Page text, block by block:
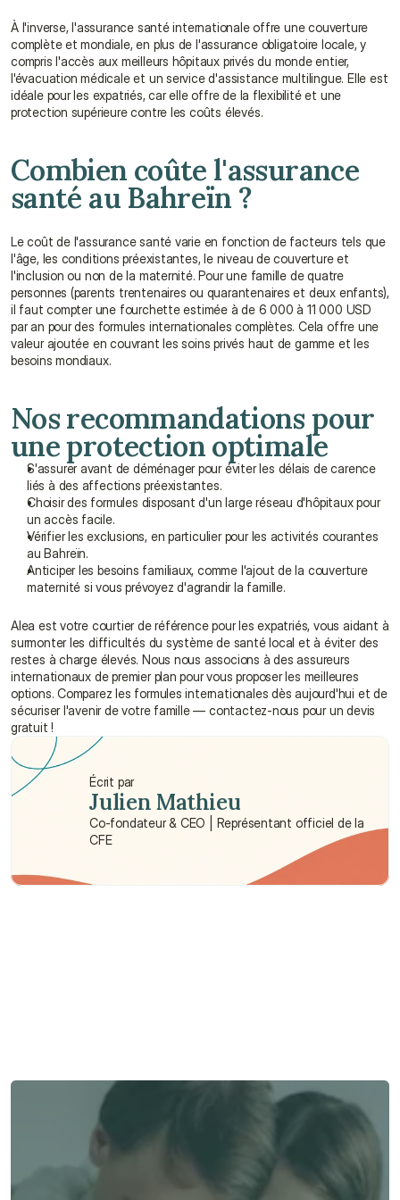
À l'inverse, l'assurance santé internationale offre une couverture
complète et mondiale, en plus de l'assurance obligatoire locale, y
compris l'accès aux meilleurs hôpitaux privés du monde entier,
l'évacuation médicale et un service d'assistance multilingue. Elle est
idéale pour les expatriés, car elle offre de la flexibilité et une
protection supérieure contre les coûts élevés.
Combien coûte l'assurance
santé au Bahreïn ?
Le coût de l'assurance santé varie en fonction de facteurs tels que
l'âge, les conditions préexistantes, le niveau de couverture et
l'inclusion ou non de la maternité. Pour une famille de quatre
personnes (parents trentenaires ou quarantenaires et deux enfants),
il faut compter une fourchette estimée à de 6 000 à 11 000 USD
par an pour des formules internationales complètes. Cela offre une
valeur ajoutée en couvrant les soins privés haut de gamme et les
besoins mondiaux.
Nos recommandations pour
une protection optimale
S'assurer avant de déménager pour éviter les délais de carence
liés à des affections préexistantes.
Choisir des formules disposant d'un large réseau d'hôpitaux pour
un accès facile.
Vérifier les exclusions, en particulier pour les activités courantes
au Bahreïn.
Anticiper les besoins familiaux, comme l'ajout de la couverture
maternité si vous prévoyez d'agrandir la famille.
Alea est votre courtier de référence pour les expatriés, vous aidant à
surmonter les difficultés du système de santé local et à éviter des
restes à charge élevés. Nous nous associons à des assureurs
internationaux de premier plan pour vous proposer les meilleures
options. Comparez les formules internationales dès aujourd'hui et de
sécuriser l'avenir de votre famille — contactez-nous pour un devis
gratuit !
Écrit par
Julien Mathieu
Co-fondateur & CEO | Représentant officiel de la
CFE